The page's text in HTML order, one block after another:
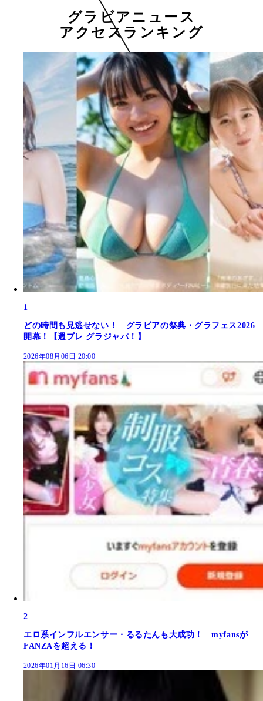
グラビアニュース
アクセスランキング
1
どの時間も見逃せない！ グラビアの祭典・グラフェス2026
開幕！【週プレ グラジャパ！】
2026年08月06日 20:00
2
エロ系インフルエンサー・るるたんも大成功！ myfansが
FANZAを超える！
2026年01月16日 06:30